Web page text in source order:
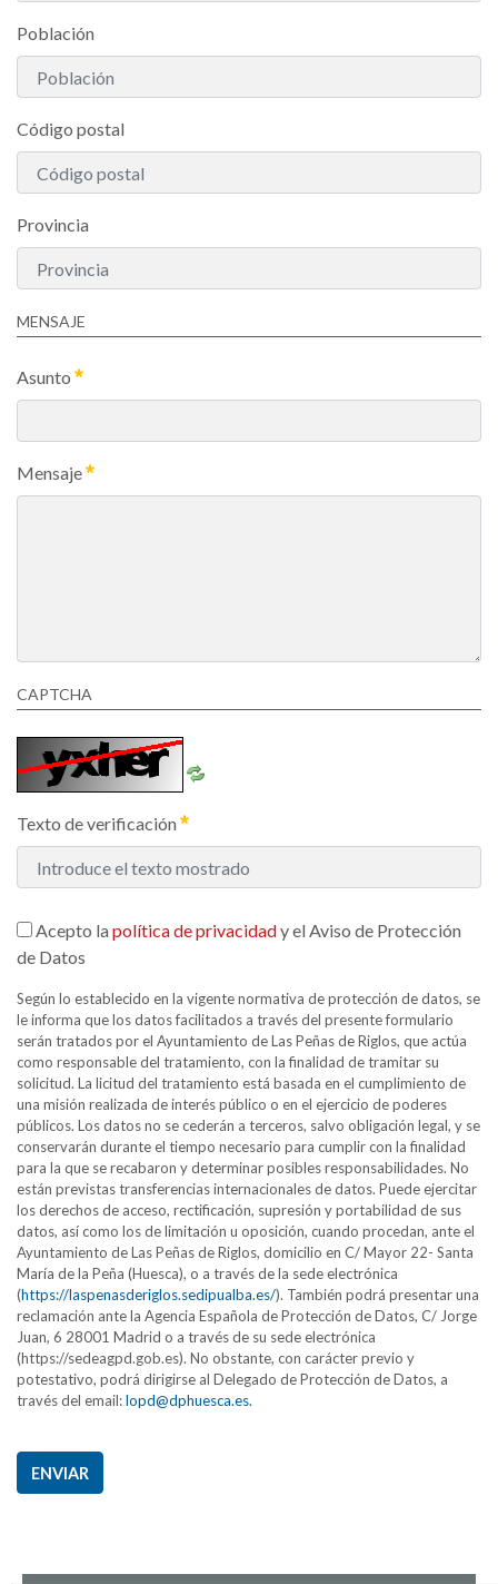
Población
Código postal
Provincia
MENSAJE
Asunto
Mensaje
CAPTCHA
Texto de verificación
Acepto la política de privacidady el Aviso de Protección
de Datos
Según lo establecido en la vigente normativa de protección de datos, se
le informa que los datos facilitados a través del presente formulario
serán tratados por el Ayuntamiento de Las Peñas de Riglos, que actúa
como responsable del tratamiento, con la finalidad de tramitar su
solicitud. La licitud del tratamiento está basada en el cumplimiento de
una misión realizada de interés público o en el ejercicio de poderes
públicos. Los datos no se cederán a terceros, salvo obligación legal, y se
conservarán durante el tiempo necesario para cumplir con la finalidad
para la que se recabaron y determinar posibles responsabilidades. No
están previstas transferencias internacionales de datos. Puede ejercitar
los derechos de acceso, rectificación, supresión y portabilidad de sus
datos, así como los de limitación u oposición, cuando procedan, ante el
Ayuntamiento de Las Peñas de Riglos, domicilio en C/ Mayor 22- Santa
María de la Peña (Huesca), o a través de la sede electrónica
(https://laspenasderiglos.sedipualba.es/). También podrá presentar una
reclamación ante la Agencia Española de Protección de Datos, C/ Jorge
Juan, 6 28001 Madrid o a través de su sede electrónica
(https://sedeagpd.gob.es). No obstante, con carácter previo y
potestativo, podrá dirigirse al Delegado de Protección de Datos, a
través del email:lopd@dphuesca.es.
ENVIAR